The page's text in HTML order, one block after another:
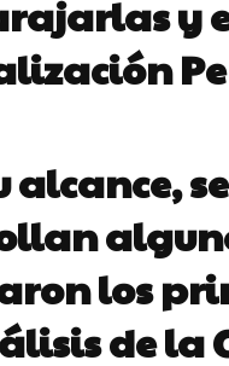
y
alcance,
los
de la